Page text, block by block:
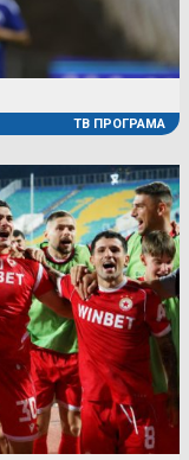
ТВ ПРОГРАМА